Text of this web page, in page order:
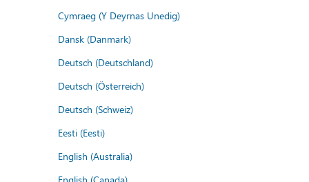
Cymraeg (Y Deyrnas Unedig)
Dansk (Danmark)
Deutsch (Deutschland)
Deutsch (Österreich)
Deutsch (Schweiz)
Eesti (Eesti)
English (Australia)
English (Canada)